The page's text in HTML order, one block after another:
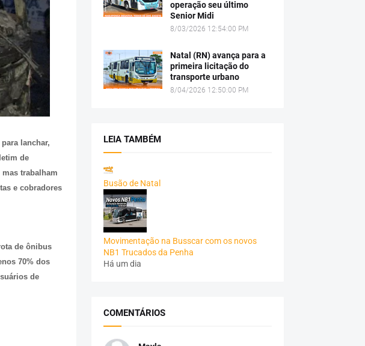
lanchar,
de
trabalham
e cobradores
de ônibus
70% dos
de
operação seu último
Senior Midi
8/03/2026 12:54:00 PM
Natal (RN) avança para a
primeira licitação do
transporte urbano
8/04/2026 12:50:00 PM
LEIA TAMBÉM
Busão de Natal
Movimentação na Busscar com os novos
NB1 Trucados da Penha
Há um dia
COMENTÁRIOS